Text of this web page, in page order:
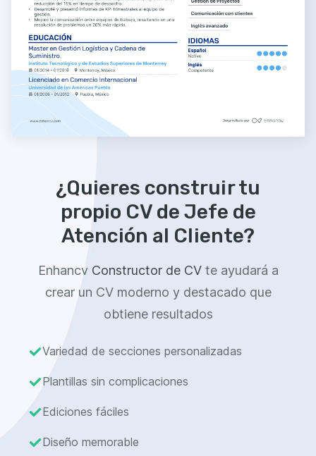
¿Quieres construir tu
propio CV de Jefe de
Atención al Cliente?
Enhancv Constructor de CV te ayudará a
crear un CV moderno y destacado que
obtiene resultados
Variedad de secciones personalizadas
Plantillas sin complicaciones
Ediciones fáciles
Diseño memorable